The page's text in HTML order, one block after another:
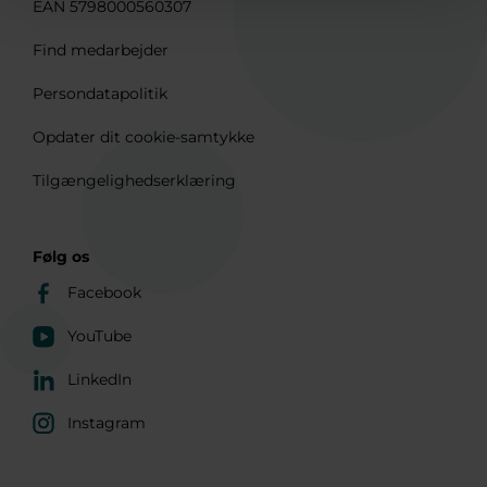
EAN 5798000560307
Find medarbejder
Persondatapolitik
Opdater dit cookie-samtykke
Tilgængelighedserklæring
Følg os
Facebook
YouTube
LinkedIn
Instagram